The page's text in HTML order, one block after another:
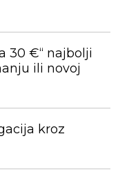
30 €“ najbolji
ili novoj
kroz